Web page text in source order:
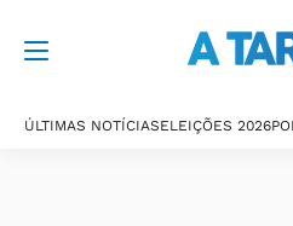
ÚLTIMAS NOTÍCIASELEIÇÕES 2026